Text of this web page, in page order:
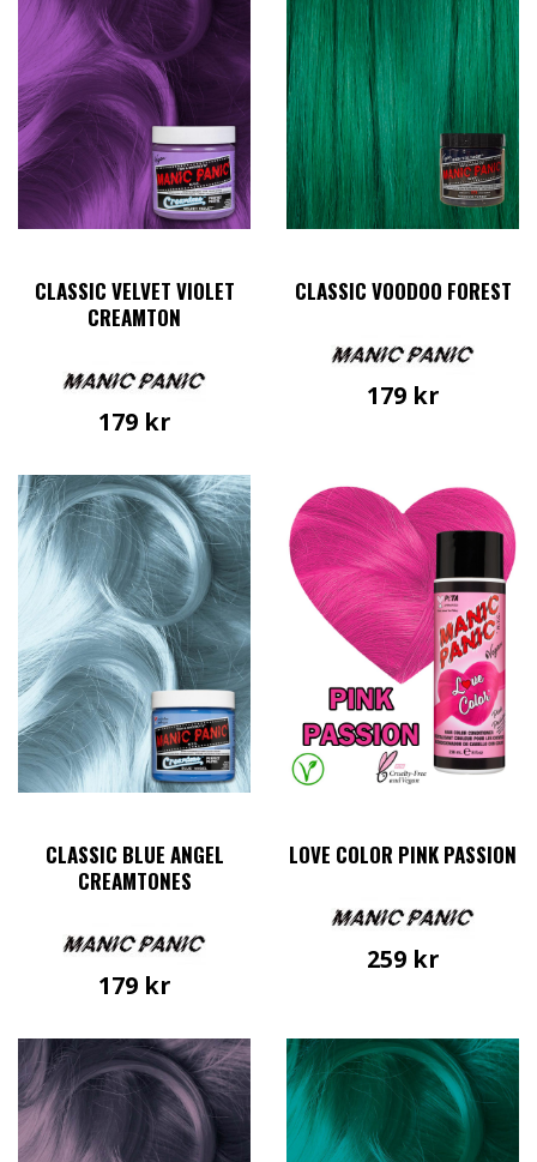
CLASSIC VELVET VIOLET
CREAMTON
179 kr
CLASSIC VOODOO FOREST
179 kr
CLASSIC BLUE ANGEL
CREAMTONES
179 kr
LOVE COLOR PINK PASSION
259 kr